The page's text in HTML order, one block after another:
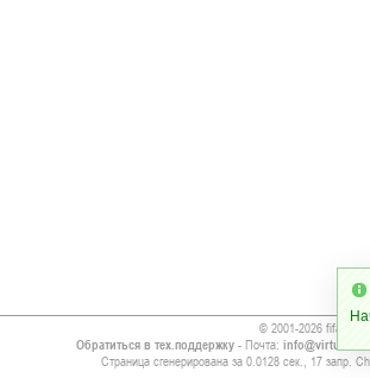
© 2001-2026 fifa08.ru
Обратиться в тех.поддержку- Почта:
Страница сгенерирована за 0.0128 сек., 17 запр.